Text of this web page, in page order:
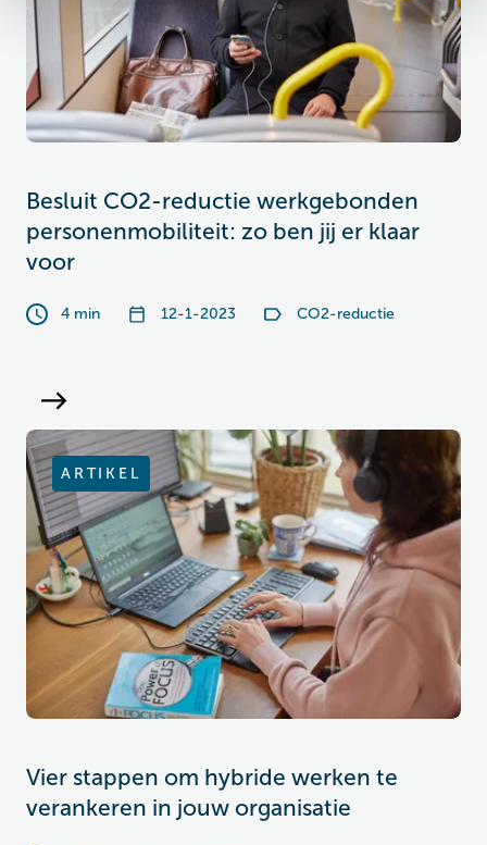
Besluit CO2-reductie werkgebonden
personenmobiliteit: zo ben jij er klaar
voor
4 min 12-1-2023 CO2-reductie
ARTIKEL
Vier stappen om hybride werken te
verankeren in jouw organisatie